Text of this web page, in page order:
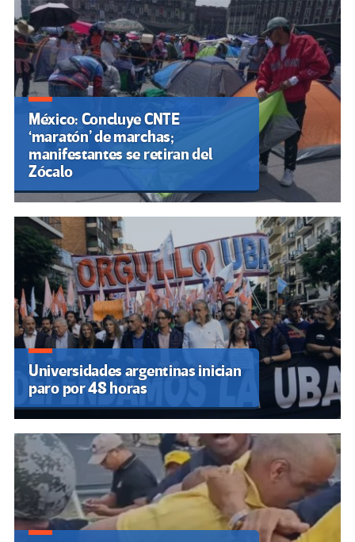
México: Concluye CNTE
‘maratón’ de marchas;
manifestantes se retiran del
Zócalo
Universidades argentinas inician
paro por 48 horas